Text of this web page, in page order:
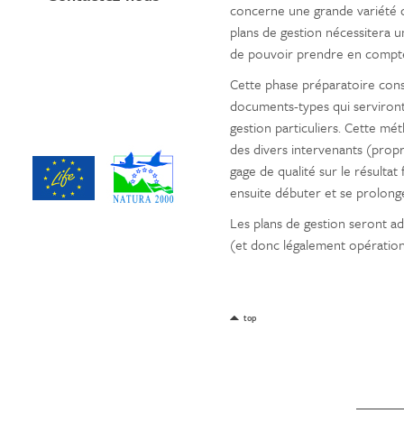
concerne une grande variété
plans de gestion nécessitera
de pouvoir prendre en
Cette phase préparatoire
documents-types qui
gestion particuliers. Cette
des divers intervenants
gage de qualité sur le
ensuite débuter et se
Les plans de gestion seront
(et donc légalement
top